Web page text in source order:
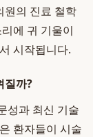
원의 진료 철학
에 귀 기울이
시작됩니다.
질까?
성과 최신 기술
환자들이 시술